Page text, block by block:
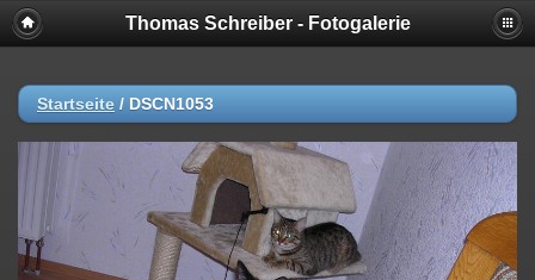
Thomas Schreiber - Fotogalerie
Startseite / DSCN1053